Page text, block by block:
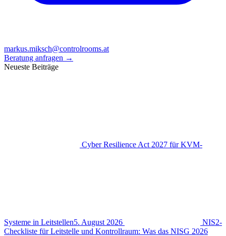
markus.miksch@controlrooms.at
Beratung anfragen →
Neueste Beiträge
Cyber Resilience Act 2027 für KVM-
Systeme in Leitstellen5. August 2026
NIS2-
Checkliste für Leitstelle und Kontrollraum: Was das NISG 2026